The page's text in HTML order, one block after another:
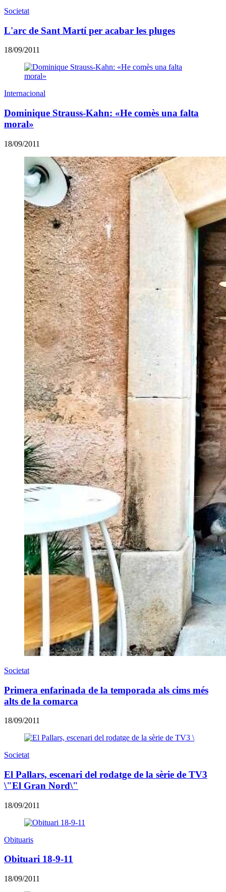
Societat
L'arc de Sant Martí per acabar les pluges
18/09/2011
Internacional
Dominique Strauss-Kahn: «He comès una falta
moral»
18/09/2011
Societat
Primera enfarinada de la temporada als cims més
alts de la comarca
18/09/2011
Societat
El Pallars, escenari del rodatge de la sèrie de TV3
\"El Gran Nord\"
18/09/2011
Obituaris
Obituari 18-9-11
18/09/2011